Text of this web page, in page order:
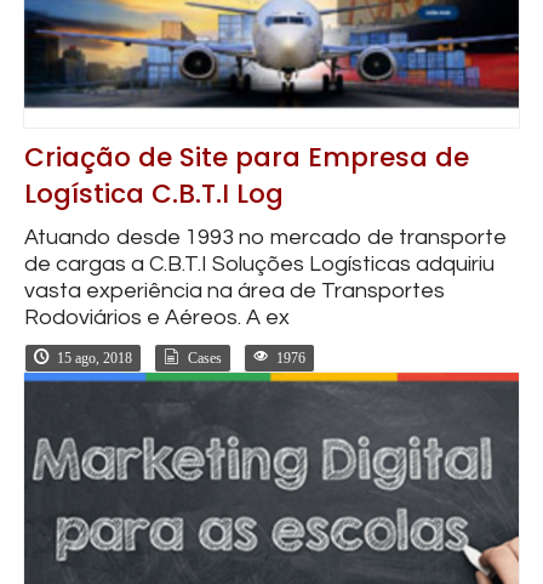
Criação de Site para Empresa de
Logística C.B.T.I Log
Atuando desde 1993 no mercado de transporte
de cargas a C.B.T.I Soluções Logísticas adquiriu
vasta experiência na área de Transportes
Rodoviários e Aéreos. A ex
15 ago, 2018 Cases 1976